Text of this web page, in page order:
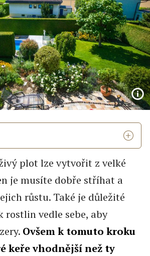
plot lze vytvořit z velké
je musíte dobře stříhat a
růstu. Také je důležité
vedle sebe, aby
Ovšem k tomuto kroku
keře vhodnější než ty